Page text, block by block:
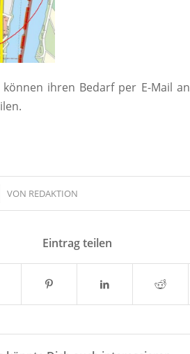
ihren Bedarf per E-Mail an
VON REDAKTION
Eintrag teilen